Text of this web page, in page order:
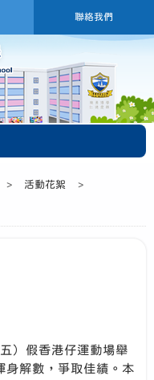
聯絡我們
> 活動花絮
>
假香港仔運動場舉
身解數，爭取佳績。本